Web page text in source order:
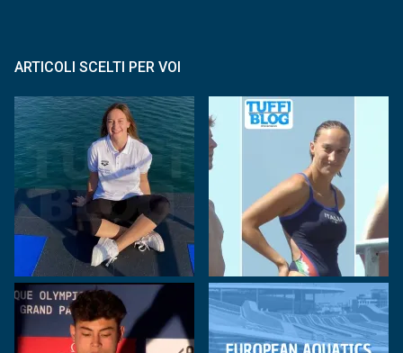
ARTICOLI SCELTI PER VOI